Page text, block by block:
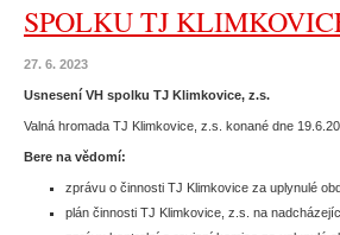
SPOLKU TJ
27. 6. 2023
Usnesení VH spolku TJ Klimkovice, z.s.
Valná hromada TJ Klimkovice, z.s. konané dne
Bere na vědomí:
zprávu o činnosti TJ Klimkovice za uplynulé
plán činnosti TJ Klimkovice, z.s. na